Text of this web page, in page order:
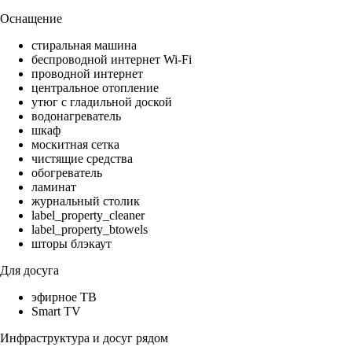
Оснащение
стиральная машина
беспроводной интернет Wi-Fi
проводной интернет
центральное отопление
утюг с гладильной доской
водонагреватель
шкаф
москитная сетка
чистящие средства
обогреватель
ламинат
журнальный столик
label_property_cleaner
label_property_btowels
шторы блэкаут
Для досуга
эфирное ТВ
Smart TV
Инфраструктура и досуг рядом